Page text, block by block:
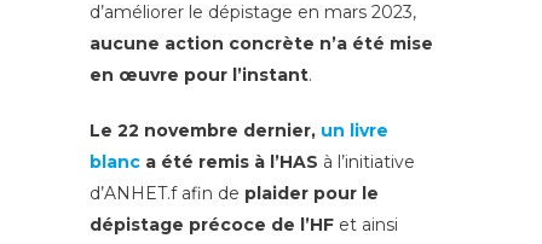
d’améliorer le dépistage en mars 2023,
aucune action concrète n’a été mise
en œuvre pour l’instant.
Le 22 novembre dernier, un livre
blanc a été remis à l’HAS à l’initiative
d’ANHET.f afin de plaider pour le
dépistage précoce de l’HF et ainsi